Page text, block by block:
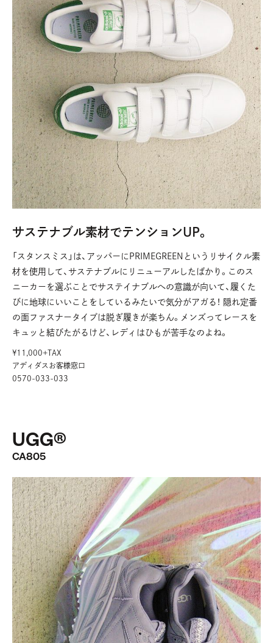
サステナブル素材でテンションUP。
「スタンスミス」は、アッパーにPRIMEGREENというリサイクル素
材を使用して、サステナブルにリニューアルしたばかり。このス
ニーカーを選ぶことでサステイナブルへの意識が向いて、履くた
びに地球にいいことをしているみたいで気分がアガる！ 隠れ定番
の面ファスナータイプは脱ぎ履きが楽ちん。メンズってレースを
キュッと結びたがるけど、レディはひもが苦手なのよね。
¥11,000+TAX
アディダスお客様窓口
0570-033-033
UGG®︎
CA805